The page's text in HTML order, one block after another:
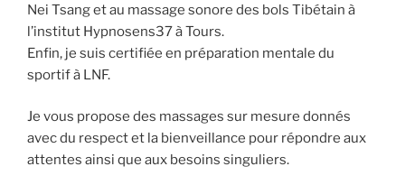
Nei Tsang et au massage sonore des bols Tibétain à
l’institut Hypnosens37 à Tours.
Enfin, je suis certifiée en préparation mentale du
sportif à LNF.
Je vous propose des massages sur mesure donnés
avec du respect et la bienveillance pour répondre aux
attentes ainsi que aux besoins singuliers.